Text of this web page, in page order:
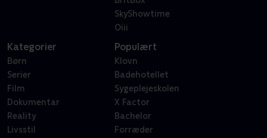
SkyShowtime
Oiii
Kategorier
Børn
Serier
Film
Dokumentar
Reality
Livsstil
Populært
Klovn
Badehotellet
Sygeplejeskolen
X Factor
Bachelor
Forræder